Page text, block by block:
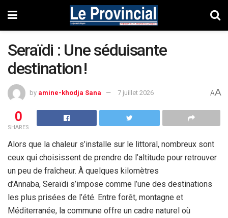
Seraïdi : Une séduisante
destination !
by amine-khodja Sana 7 juillet 2026 AA
0
SHARES
Alors que la chaleur s’installe sur le littoral, nombreux sont
ceux qui choisissent de prendre de l’altitude pour retrouver
un peu de fraîcheur. À quelques kilomètres
d’Annaba, Seraïdi s’impose comme l’une des destinations
les plus prisées de l’été. Entre forêt, montagne et
Méditerranée, la commune offre un cadre naturel où